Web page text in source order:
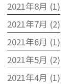
2021年8月 (1)
2021年7月 (2)
2021年6月 (1)
2021年5月 (2)
2021年4月 (1)